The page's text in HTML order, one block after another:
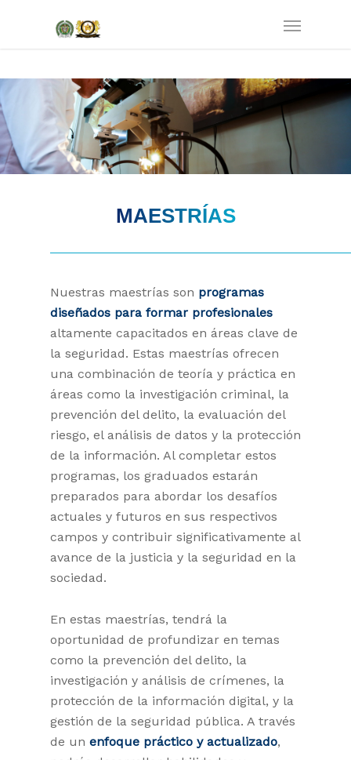
MAESTRÍAS
Nuestras maestrías son programas
diseñados para formar profesionales
altamente capacitados en áreas clave de
la seguridad. Estas maestrías ofrecen
una combinación de teoría y práctica en
áreas como la investigación criminal, la
prevención del delito, la evaluación del
riesgo, el análisis de datos y la protección
de la información. Al completar estos
programas, los graduados estarán
preparados para abordar los desafíos
actuales y futuros en sus respectivos
campos y contribuir significativamente al
avance de la justicia y la seguridad en la
sociedad.
En estas maestrías, tendrá la
oportunidad de profundizar en temas
como la prevención del delito, la
investigación y análisis de crímenes, la
protección de la información digital, y la
gestión de la seguridad pública. A través
de un enfoque práctico y actualizado,